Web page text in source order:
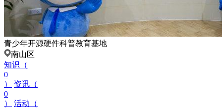
青少年开源硬件科普教育基地
南山区
知识（
0
）
资讯（
0
）
活动（